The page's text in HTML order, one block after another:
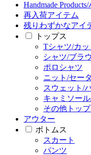
Handmade
再入荷アイテム
残りわずかなアイ
トップス
Tシャツ/カ
シャツ/ブラ
ポロシャツ
ニット/セー
スウェット/
キャミソー
その他トッ
アウター
ボトムス
スカート
パンツ